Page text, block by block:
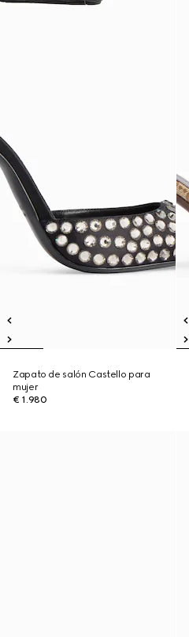
Zapato de salón Castello para
mujer
€ 1.980